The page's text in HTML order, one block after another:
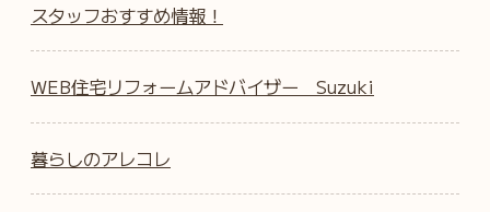
スタッフおすすめ情報！
WEB住宅リフォームアドバイザー Suzuki
暮らしのアレコレ